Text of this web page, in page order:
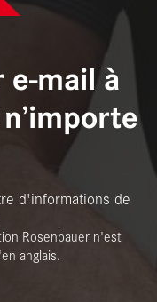
e-mail à
d'informations de
Rosenbauer n'est
anglais.